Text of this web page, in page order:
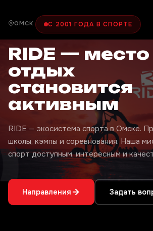
ОМСК С 2001 ГОДА В СПОРТЕ
RIDE — место
отдых
становится
активным
RIDE — экосистема спорта в Омске.
школы, кэмпы и соревнования. Наша
спорт доступным, интересным и
Направления Задать